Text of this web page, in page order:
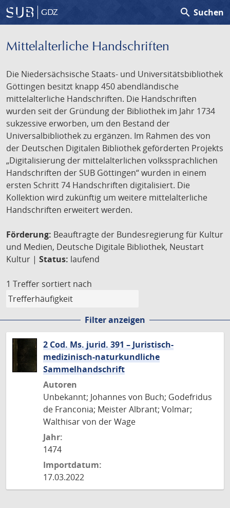
GDZ search Suchen
Mittelalterliche Handschriften
Die Niedersächsische Staats- und Universitätsbibliothek
Göttingen besitzt knapp 450 abendländische
mittelalterliche Handschriften. Die Handschriften
wurden seit der Gründung der Bibliothek im Jahr 1734
sukzessive erworben, um den Bestand der
Universalbibliothek zu ergänzen. Im Rahmen des von
der Deutschen Digitalen Bibliothek geförderten Projekts
„Digitalisierung der mittelalterlichen volkssprachlichen
Handschriften der SUB Göttingen“ wurden in einem
ersten Schritt 74 Handschriften digitalisiert. Die
Kollektion wird zukünftig um weitere mittelalterliche
Handschriften erweitert werden.
Förderung: Beauftragte der Bundesregierung für Kultur
und Medien, Deutsche Digitale Bibliothek, Neustart
Kultur | Status: laufend
1 Treffer sortiert nach
Filter anzeigen
2 Cod. Ms. jurid. 391 – Juristisch-
medizinisch-naturkundliche
Sammelhandschrift
Autoren
Unbekannt; Johannes von Buch; Godefridus
de Franconia; Meister Albrant; Volmar;
Walthisar von der Wage
Jahr:
1474
Importdatum:
17.03.2022